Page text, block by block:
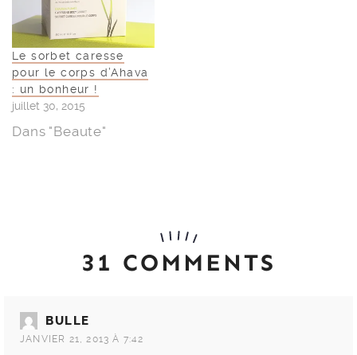
Le sorbet caresse
pour le corps d’Ahava
: un bonheur !
juillet 30, 2015
Dans "Beaute"
31 COMMENTS
BULLE
JANVIER 21, 2013 À 7:42